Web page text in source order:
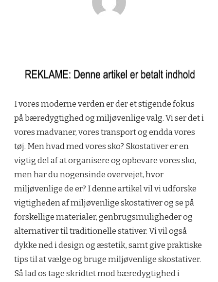
I vores moderne verden er der et stigende fokus
på bæredygtighed og miljøvenlige valg. Vi ser det i
vores madvaner, vores transport og endda vores
tøj. Men hvad med vores sko? Skostativer er en
vigtig del af at organisere og opbevare vores sko,
men har du nogensinde overvejet, hvor
miljøvenlige de er? I denne artikel vil vi udforske
vigtigheden af miljøvenlige skostativer og se på
forskellige materialer, genbrugsmuligheder og
alternativer til traditionelle stativer. Vi vil også
dykke ned i design og æstetik, samt give praktiske
tips til at vælge og bruge miljøvenlige skostativer.
Så lad os tage skridtet mod bæredygtighed i